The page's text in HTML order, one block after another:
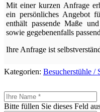
Mit einer kurzen Anfrage
ein persönliches Angebot
enthält passende Maße
sowie gegebenenfalls
Ihre Anfrage ist
Kategorien: Besucherstühle /
Bitte füllen Sie dieses Feld